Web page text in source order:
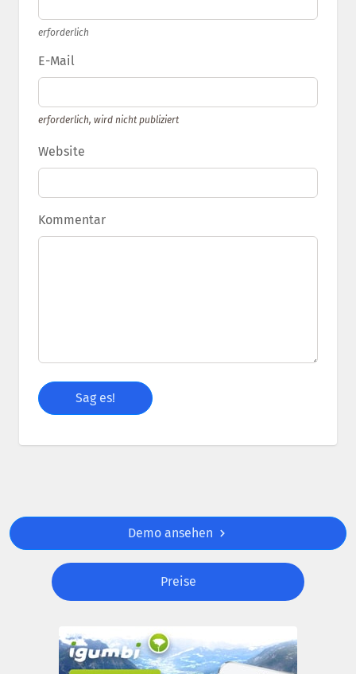
erforderlich
E-Mail
erforderlich, wird nicht publiziert
Website
Kommentar
Demo ansehen
Preise